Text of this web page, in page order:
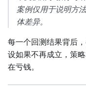
案例仅用于说明方
体差异。
每一个回测结果背后
设如果不再成立，策
在亏钱。